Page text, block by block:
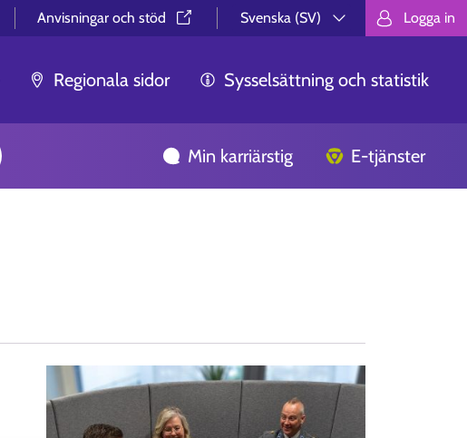
Anvisningar och stöd⁠
Svenska (SV)
Välj språk.
Logga in
Regionala sidor Sysselsättning och statistik
Min karriärstig E-tjänster